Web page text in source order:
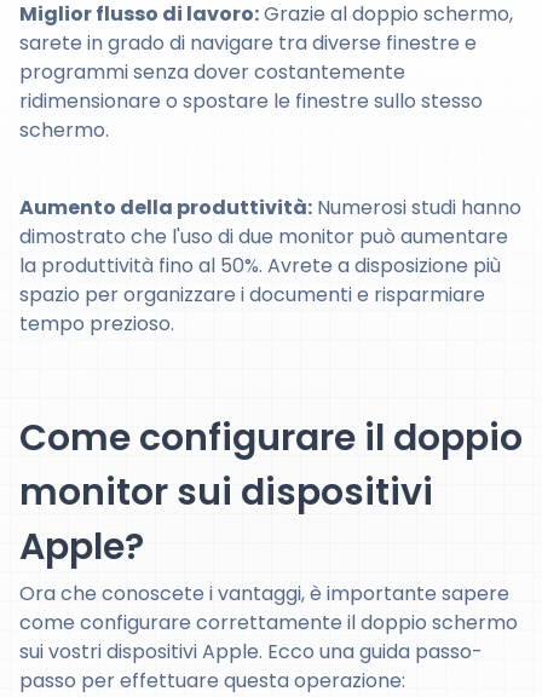
Miglior flusso di lavoro:Grazie al doppio schermo,
sarete in grado di navigare tra diverse finestre e
programmi senza dover costantemente
ridimensionare o spostare le finestre sullo stesso
schermo.
Aumento della produttività: Numerosi studi hanno
dimostrato che l'uso di due monitor può aumentare
la produttività fino al 50%. Avrete a disposizione più
spazio per organizzare i documenti e risparmiare
tempo prezioso.
Come configurare il doppio
monitor sui dispositivi
Apple?
Ora che conoscete i vantaggi, è importante sapere
come configurare correttamente il doppio schermo
sui vostri dispositivi Apple. Ecco una guida passo-
passo per effettuare questa operazione: